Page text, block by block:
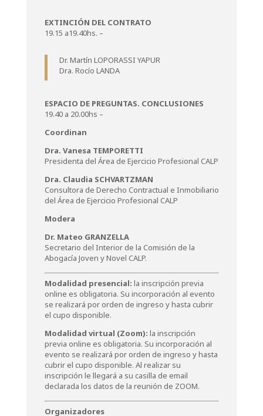
EXTINCIÓN DEL CONTRATO
19.15 a19.40hs. –
Dr. Martín LOPORASSI YAPUR
Dra. Rocío LANDA
ESPACIO DE PREGUNTAS. CONCLUSIONES
19.40 a 20.00hs –
Coordinan
Dra. Vanesa TEMPORETTI
Presidenta del Área de Ejercicio Profesional CALP
Dra. Claudia SCHVARTZMAN
Consultora de Derecho Contractual e Inmobiliario
del Área de Ejercicio Profesional CALP
Modera
Dr. Mateo GRANZELLA
Secretario del Interior de la Comisión de la
Abogacía Joven y Novel CALP.
Modalidad presencial: la inscripción previa
online es obligatoria. Su incorporación al evento
se realizará por orden de ingreso y hasta cubrir
el cupo disponible.
Modalidad virtual (Zoom): la inscripción
previa online es obligatoria. Su incorporación al
evento se realizará por orden de ingreso y hasta
cubrir el cupo disponible. Al realizar su
inscripción le llegará a su casilla de email
declarada los datos de la reunión de ZOOM.
Organizadores